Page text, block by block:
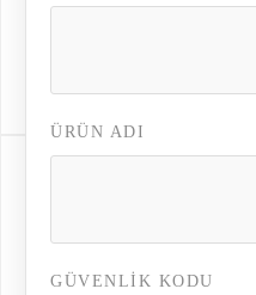
ÜRÜN ADI
GÜVENLIK KODU